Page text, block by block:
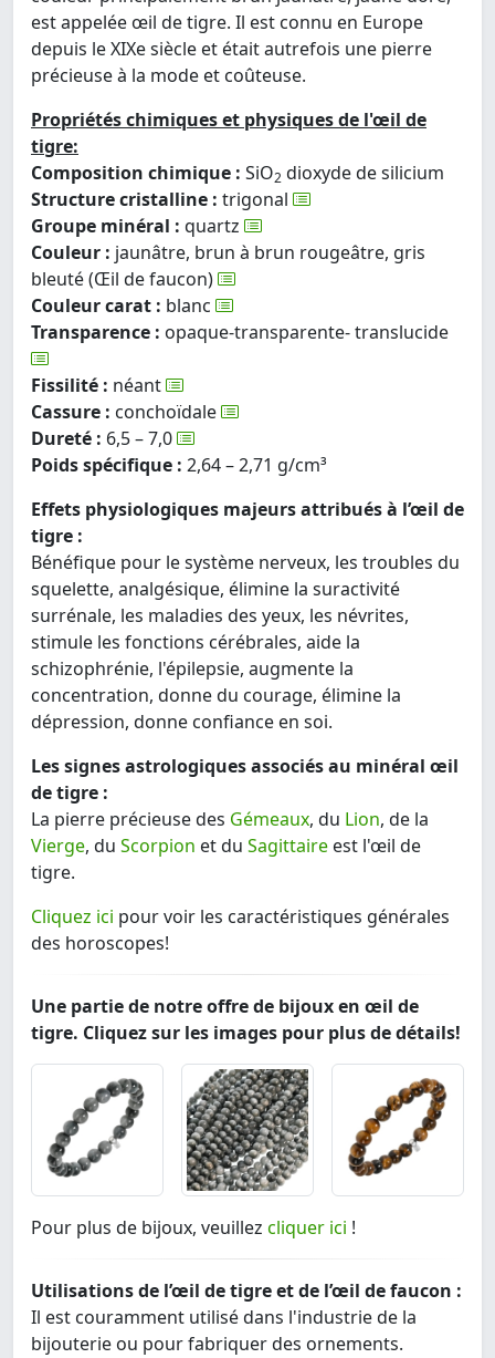
est appelée œil de tigre. Il est connu en Europe
depuis le XIXe siècle et était autrefois une pierre
précieuse à la mode et coûteuse.
Propriétés chimiques et physiques de l'œil de
tigre:
Composition chimique : SiO2 dioxyde de silicium
Structure cristalline : trigonal
Groupe minéral : quartz
Couleur : jaunâtre, brun à brun rougeâtre, gris
bleuté (Œil de faucon)
Couleur carat : blanc
Transparence : opaque-transparente- translucide
Fissilité : néant
Cassure : conchoïdale
Dureté : 6,5 – 7,0
Poids spécifique : 2,64 – 2,71 g/cm³
Effets physiologiques majeurs attribués à l’œil de
tigre :
Bénéfique pour le système nerveux, les troubles du
squelette, analgésique, élimine la suractivité
surrénale, les maladies des yeux, les névrites,
stimule les fonctions cérébrales, aide la
schizophrénie, l'épilepsie, augmente la
concentration, donne du courage, élimine la
dépression, donne confiance en soi.
Les signes astrologiques associés au minéral œil
de tigre :
La pierre précieuse des Gémeaux, du Lion, de la
Vierge, du Scorpion et du Sagittaire est l'œil de
tigre.
Cliquez ici pour voir les caractéristiques générales
des horoscopes!
Une partie de notre offre de bijoux en œil de
tigre. Cliquez sur les images pour plus de détails!
Pour plus de bijoux, veuillez cliquer ici !
Utilisations de l’œil de tigre et de l’œil de faucon :
Il est couramment utilisé dans l'industrie de la
bijouterie ou pour fabriquer des ornements.